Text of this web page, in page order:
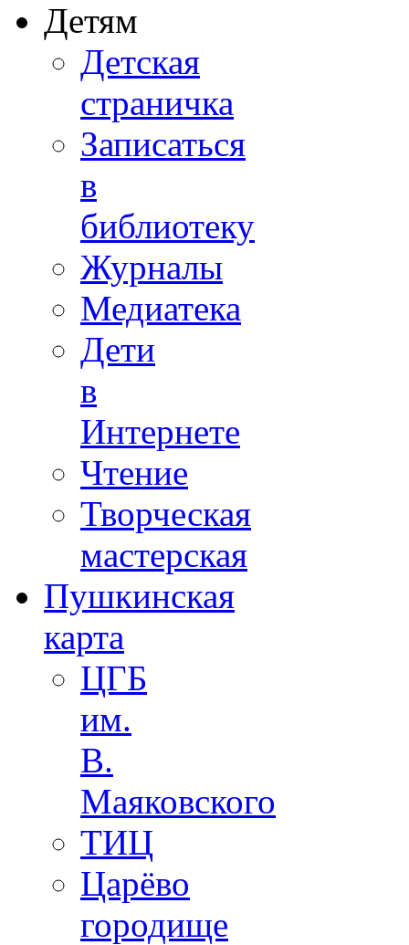
Детям
Детская
страничка
Записаться
в
библиотеку
Журналы
Медиатека
Дети
в
Интернете
Чтение
Творческая
мастерская
Пушкинская
карта
ЦГБ
им.
В.
Маяковского
ТИЦ
Царёво
городище